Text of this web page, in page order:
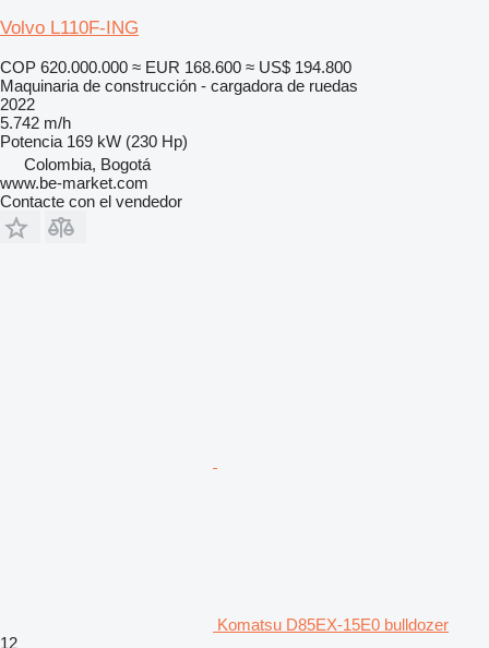
Volvo L110F-ING
COP 620.000.000 ≈ EUR 168.600 ≈ US$ 194.800
Maquinaria de construcción - cargadora de ruedas
2022
5.742 m/h
Potencia 169 kW (230 Hp)
Colombia, Bogotá
www.be-market.com
Contacte con el vendedor
Komatsu D85EX-15E0 bulldozer
12